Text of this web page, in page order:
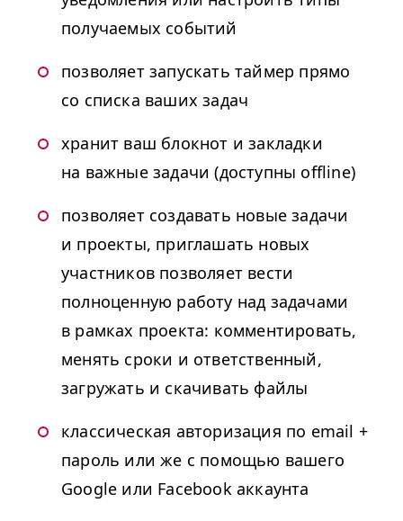
получаемых событий
позволяет запускать таймер прямо
со списка ваших задач
хранит ваш блокнот и закладки
на важные задачи (доступны offline)
позволяет создавать новые задачи
и проекты, приглашать новых
участников позволяет вести
полноценную работу над задачами
в рамках проекта: комментировать,
менять сроки и ответственный,
загружать и скачивать файлы
классическая авторизация по email +
пароль или же с помощью вашего
Google или Facebook аккаунта